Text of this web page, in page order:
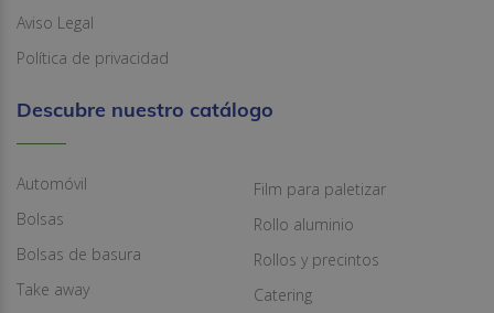
Aviso Legal
Política de privacidad
Descubre nuestro catálogo
Automóvil
Bolsas
Bolsas de basura
Take away
Film para paletizar
Rollo aluminio
Rollos y precintos
Catering